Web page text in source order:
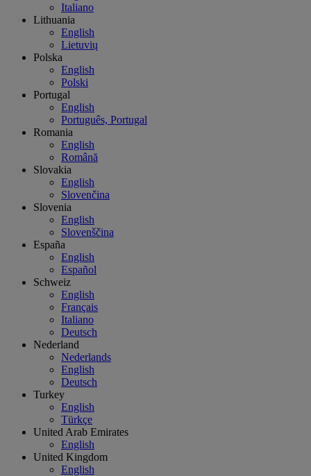
Italiano
Lithuania
English
Lietuvių
Polska
English
Polski
Portugal
English
Português, Portugal
Romania
English
Română
Slovakia
English
Slovenčina
Slovenia
English
Slovenščina
España
English
Español
Schweiz
English
Français
Italiano
Deutsch
Nederland
Nederlands
English
Deutsch
Turkey
English
Türkçe
United Arab Emirates
English
United Kingdom
English